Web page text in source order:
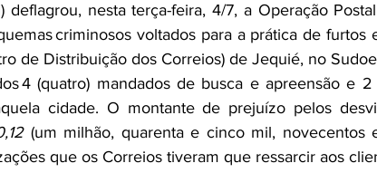
deflagrou, nesta terça-feira, 4/7, a Operação
criminosos voltados para a prática de furtos
de Distribuição dos Correios) de Jequié, no
4 (quatro) mandados de busca e apreensão e
cidade. O montante de prejuízo pelos
(um milhão, quarenta e cinco mil, novecentos
que os Correios tiveram que ressarcir aos